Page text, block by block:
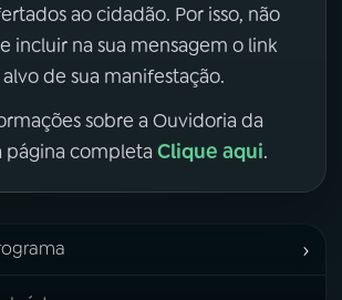
ao cidadão. Por isso, não
incluir na sua mensagem o link
de sua manifestação.
sobre a Ouvidoria da
página completa Clique aqui.
›